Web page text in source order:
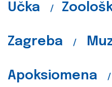
Učka /
Zagreba /
Apoksiomena